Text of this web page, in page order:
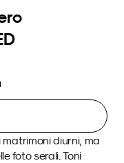
diurni, ma
foto serali. Toni